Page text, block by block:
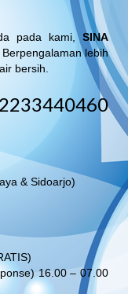
pada kami, SINA
lebih
bersih.
& Sidoarjo)
16.00 – 07.00